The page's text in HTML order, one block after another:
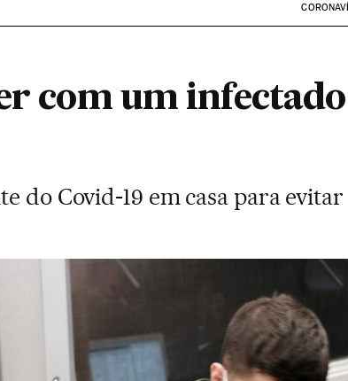
com um
do Covid-19 em casa para